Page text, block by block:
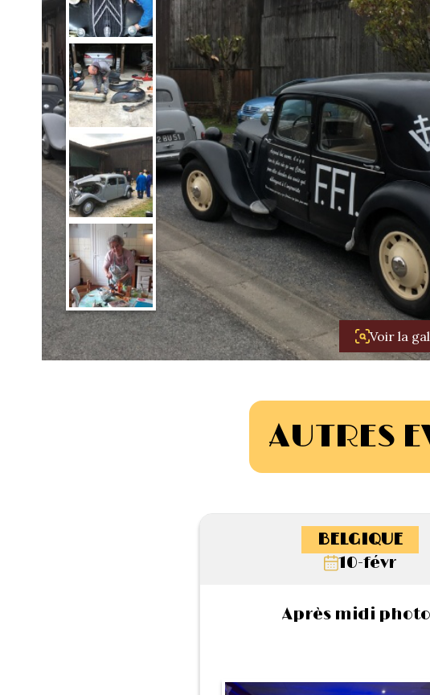
Voir la
AUTRES
BELGIQUE
10-févr
Après midi